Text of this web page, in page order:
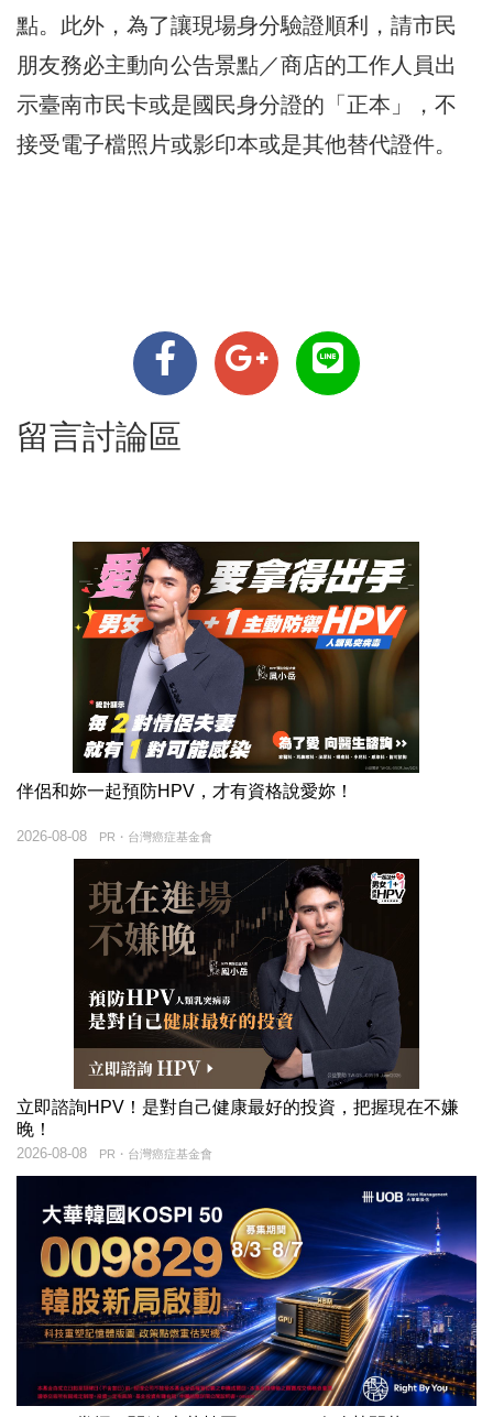
點。此外，為了讓現場身分驗證順利，請市民
朋友務必主動向公告景點／商店的工作人員出
示臺南市民卡或是國民身分證的「正本」，不
接受電子檔照片或影印本或是其他替代證件。
留言討論區
伴侶和妳一起預防HPV，才有資格說愛妳！
PR・台灣癌症基金會
2026-08-08
立即諮詢HPV！是對自己健康最好的投資，把握現在不嫌
晚！
PR・台灣癌症基金會
2026-08-08